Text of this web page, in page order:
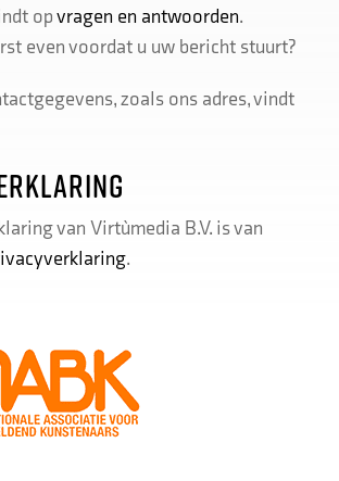
opvragen en antwoorden.
even voordat u uw bericht stuurt?
zoals ons adres, vindt
van Virtùmedia B.V. is van
.